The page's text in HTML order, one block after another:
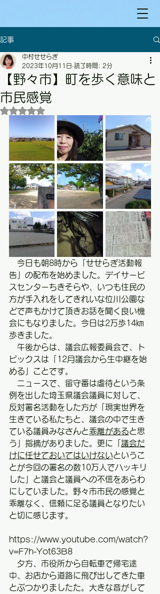
記事
【野々市】町を歩く意味と
市民感覚
中村せせらぎ
2023年10月11日 読了時間: 2分
5つ星のうちNaNと評価されています。
今日も朝8時から「せせらぎ活動報
告」の配布を始めました。デイサービ
スセンターちきそらや、いつも住民の
方が手入れをしてきれいな位川公園な
どで声もかけて頂きお話を聞く良い機
会にもなりました。今日は2万歩14㎞
歩きました。
午後からは、議会広報委員会で、ト
ピックスは「12月議会から生中継を始
める」ことです。
ニュースで、留守番は虐待という条
例を出した埼玉県議会議員に対して、
反対署名活動をした方が「現実世界を
生きている私たちと、議会の中で生き
ている議員みなさんと乖離があると思
う」指摘がありました。更に「 議会だ
けに任せておいてはいけないというこ
とが今回の署名の数10万人でハッキリ
した」と議会と議員への不信をあらわ
にしていました。野々市市民の感覚と
乖離なく、信頼に足る議員となりたい
と切に感じます。
https://www.youtube.com/watch?
v=F7h-Yot63B8
夕方、市役所から自転車で帰宅途
中、お店から道路に飛び出してきた車
とぶつかりましたた。大きな音がして